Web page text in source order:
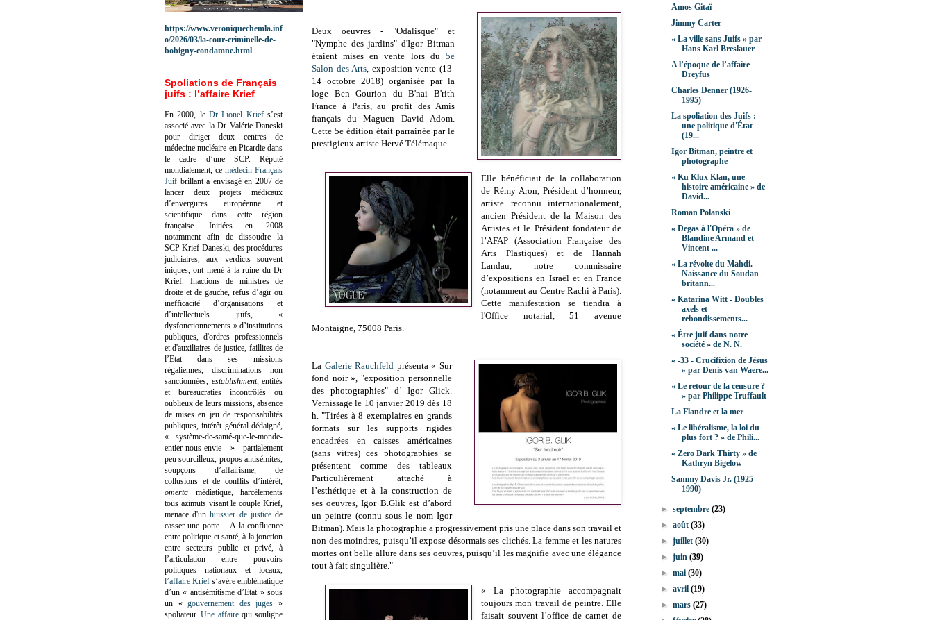
Deux oeuvres - "Odalisque" et
"Nymphe des jardins" d'Igor Bitman
étaient mises en vente lors du 5e
Salon des Arts, exposition-vente (13-
14 octobre 2018) organisée par la
loge Ben Gourion du B'nai B'rith
France à Paris, au profit des Amis
français du Maguen David Adom.
Cette 5e édition était parrainée par le
prestigieux artiste Hervé Télémaque.
Elle bénéficiait de la collaboration
de Rémy Aron, Président d’honneur,
artiste reconnu internationalement,
ancien Président de la Maison des
Artistes et le Président fondateur de
l’AFAP (Association Française des
Arts Plastiques) et de Hannah
Landau, notre commissaire
d’expositions en Israël et en France
(notamment au Centre Rachi à Paris).
Cette manifestation se tiendra à
l'Office notarial, 51 avenue
Montaigne, 75008 Paris.
La Galerie Rauchfeld présenta« Sur
fond noir », "exposition personnelle
des photographies" d’ Igor Glick.
Vernissage le 10 janvier 2019 dès 18
h. "Tirées à 8 exemplaires en grands
formats sur les supports rigides
encadrées en caisses américaines
(sans vitres) ces photographies se
présentent comme des tableaux
Particulièrement attaché à
l’esthétique et à la construction de
ses oeuvres, Igor B.Glik est d’abord
un peintre (connu sous le nom Igor
Bitman). Mais la photographie a progressivement pris une place dans son travail et
non des moindres, puisqu’il expose désormais ses clichés. La femme et les natures
mortes ont belle allure dans ses oeuvres,puisqu’il les magnifie avec une élégance
tout à fait singulière."
« La photographie accompagnait
toujours mon travail de peintre. Elle
faisait souvent l’office de carnet de
https://www.veroniquechemla.inf
o/2026/03/la-cour-criminelle-de-
bobigny-condamne.html
Spoliations de Français
juifs : l’affaire Krief
En 2000, le Dr Lionel Kriefs’est
associé avec la Dr Valérie Daneski
pour diriger deux centres de
médecine nucléaire en Picardie dans
le cadre d’une SCP. Réputé
mondialement, ce médecin Français
Juif brillant a envisagé en 2007 de
lancer deux projets médicaux
d’envergures européenne et
scientifique dans cette région
française. Initiées en 2008
notamment afin de dissoudre la
SCP Krief Daneski, des procédures
judiciaires, aux verdicts souvent
iniques, ont mené à la ruine du Dr
Krief. Inactions de ministres de
droite et de gauche, refus d’agir ou
inefficacité d’organisations et
d’intellectuels juifs, «
dysfonctionnements » d’institutions
publiques, d'ordres professionnels
et d'auxiliaires de justice, faillites de
l’Etat dans ses missions
régaliennes, discriminations non
sanctionnées, establishment, entités
et bureaucraties incontrôlés ou
oublieux de leurs missions, absence
de mises en jeu de responsabilités
publiques, intérêt général dédaigné,
« système-de-santé-que-le-monde-
entier-nous-envie » partialement
peu sourcilleux, propos antisémites,
soupçons d’affairisme, de
collusions et de conflits d’intérêt,
omerta médiatique, harcèlements
tous azimuts visant le couple Krief,
menace d'unhuissier de justicede
casser une porte… A la confluence
entre politique et santé, à la jonction
entre secteurs public et privé, à
l’articulation entre pouvoirs
politiques nationaux et locaux,
l’affaire Krief s’avère emblématique
d’un « antisémitisme d’Etat » sous
un «gouvernement des juges »
spoliateur.Une affairequi souligne
Amos Gitaï
Jimmy Carter
« La ville sans Juifs » par
Hans Karl Breslauer
A l’époque de l’affaire
Dreyfus
Charles Denner (1926-
1995)
La spoliation des Juifs :
une politique d'État
(19...
Igor Bitman, peintre et
photographe
« Ku Klux Klan, une
histoire américaine » de
David...
Roman Polanski
« Degas à l'Opéra » de
Blandine Armand et
Vincent ...
« La révolte du Mahdi.
Naissance du Soudan
britann...
« Katarina Witt - Doubles
axels et
rebondissements...
« Être juif dans notre
société » de N. N.
« -33 - Crucifixion de Jésus
» par Denis van Waere...
« Le retour de la censure ?
» par Philippe Truffault
La Flandre et la mer
« Le libéralisme, la loi du
plus fort ? » de Phili...
« Zero Dark Thirty » de
Kathryn Bigelow
Sammy Davis Jr. (1925-
1990)
►septembre(23)
►août(33)
►juillet(30)
►juin(39)
►mai(30)
►avril(19)
►mars(27)